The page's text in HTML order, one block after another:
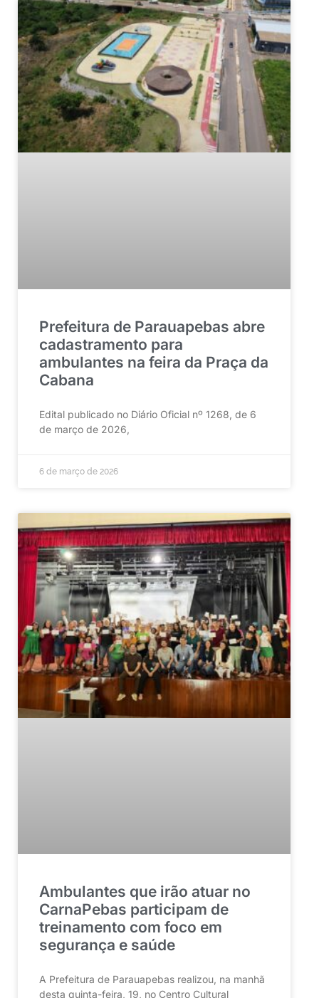
Prefeitura de Parauapebas abre
cadastramento para
ambulantes na feira da Praça da
Cabana
Edital publicado no Diário Oficial nº 1268, de 6
de março de 2026,
6 de março de 2026
Ambulantes que irão atuar no
CarnaPebas participam de
treinamento com foco em
segurança e saúde
A Prefeitura de Parauapebas realizou, na manhã
desta quinta-feira, 19, no Centro Cultural